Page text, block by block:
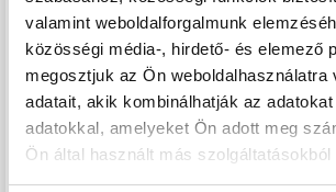
valamint weboldalforgalmunk
közösségi média-, hirdető- és elemező
megosztjuk az Ön weboldalhasználatra
adatait, akik kombinálhatják az
adatokkal, amelyeket Ön adott meg
Ön által használt más szolgáltatásokból
PROJEKT BEMUTATÁSA
XII. ORBÁNHEGY, CSENDES, ÚJÉPÍTÉSŰ
PRÉMIUMKATEGÓRIÁS LAKÁSOK